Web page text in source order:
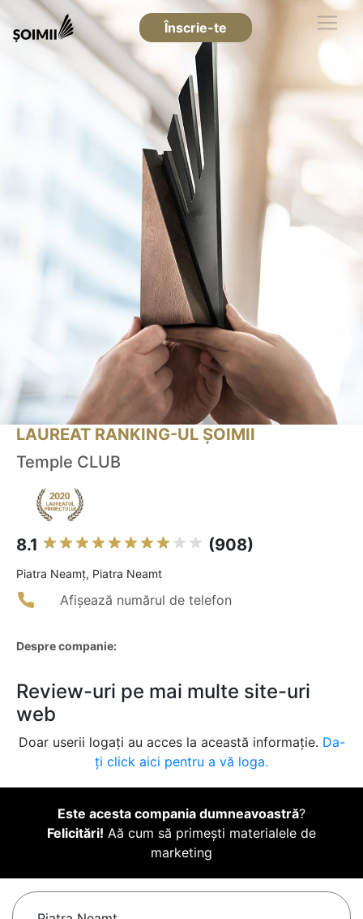
Înscrie-te
LAUREAT RANKING-UL ȘOIMII
Temple CLUB
8.1 (908)
Piatra Neamţ, Piatra Neamt
Afișează numărul de telefon
Despre companie:
Review-uri pe mai multe site-uri
web
Doar userii logați au acces la această informație. Da-
ți click aici pentru a vă loga.
Este acesta compania dumneavoastră?
Felicitări! Aă cum să primești materialele de
marketing